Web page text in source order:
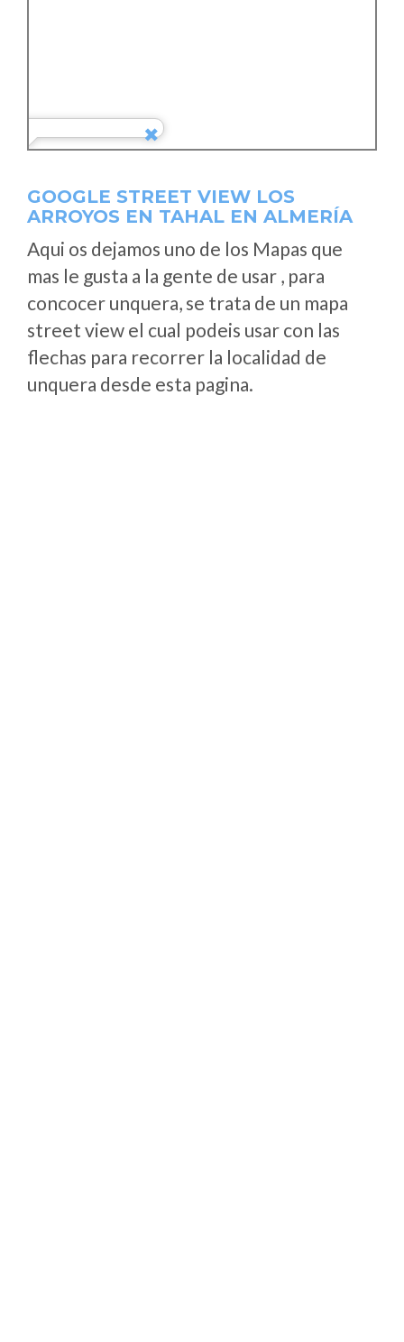
GOOGLE STREET VIEW LOS
ARROYOS EN TAHAL EN ALMERÍA
Aqui os dejamos uno de los Mapas que
mas le gusta a la gente de usar , para
concocer unquera, se trata de un mapa
street view el cual podeis usar con las
flechas para recorrer la localidad de
unquera desde esta pagina.